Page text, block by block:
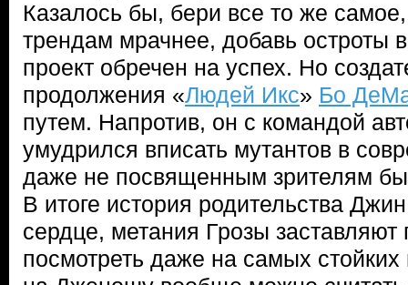
Казалось бы, бери все то же
трендам мрачнее, добавь остроты
проект обречен на успех. Но
продолжения «Людей Икс» Бо
путем. Напротив, он с командой
умудрился вписать мутантов в
даже не посвященным зрителям
В итоге история родительства
сердце, метания Грозы заставляют
посмотреть даже на самых